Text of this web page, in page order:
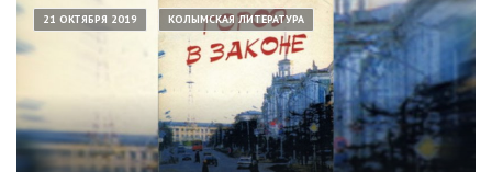
21 ОКТЯБРЯ 2019 КОЛЫМСКАЯ ЛИТЕРАТУРА